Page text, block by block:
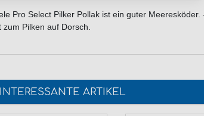
Pro Select Pilker Pollak ist ein guter
zum Pilken auf Dorsch.
ARTIKEL